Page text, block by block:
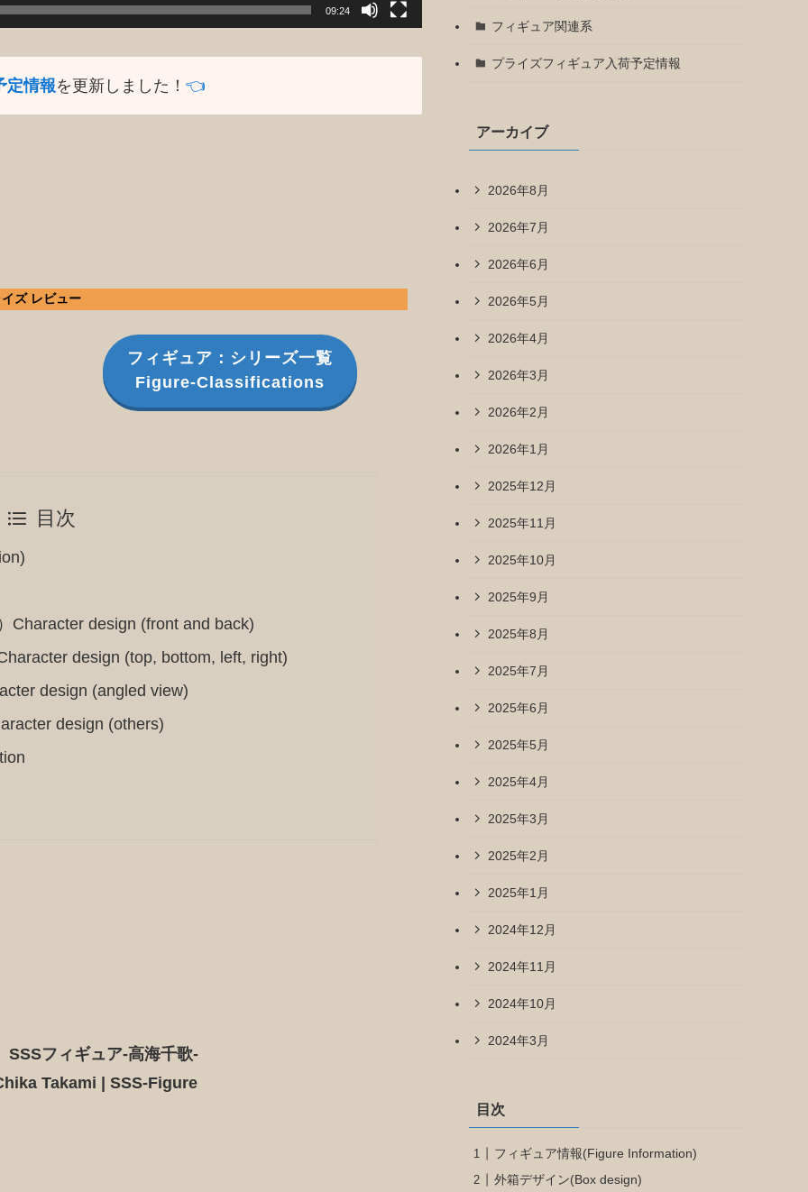
09:24
定情報を更新しました！ 👈️
ズ レビュー
フィギュア：シリーズ一覧
Figure-Classifications
目次
Character design (front and back)
design (top, bottom, left, right)
design (angled view)
design (others)
SSSフィギュア-高海千歌-
Takami | SSS-Figure
フィギュア関連系
プライズフィギュア入荷予定情報
アーカイブ
2026年8月
2026年7月
2026年6月
2026年5月
2026年4月
2026年3月
2026年2月
2026年1月
2025年12月
2025年11月
2025年10月
2025年9月
2025年8月
2025年7月
2025年6月
2025年5月
2025年4月
2025年3月
2025年2月
2025年1月
2024年12月
2024年11月
2024年10月
2024年3月
目次
フィギュア情報(Figure Information)
外箱デザイン(Box design)